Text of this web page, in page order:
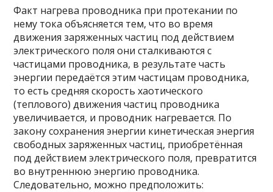
Факт нагрева проводника при протекании по
нему тока объясняется тем, что во время
движения заряженных частиц под действием
электрического поля они сталкиваются с
частицами проводника, в результате часть
энергии передаётся этим частицам проводника,
то есть средняя скорость хаотического
(теплового) движения частиц проводника
увеличивается, и проводник нагревается. По
закону сохранения энергии кинетическая энергия
свободных заряженных частиц, приобретённая
под действием электрического поля, превратится
во внутреннюю энергию проводника.
Следовательно, можно предположить: